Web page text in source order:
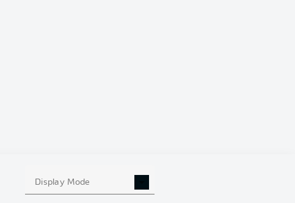
Display Mode